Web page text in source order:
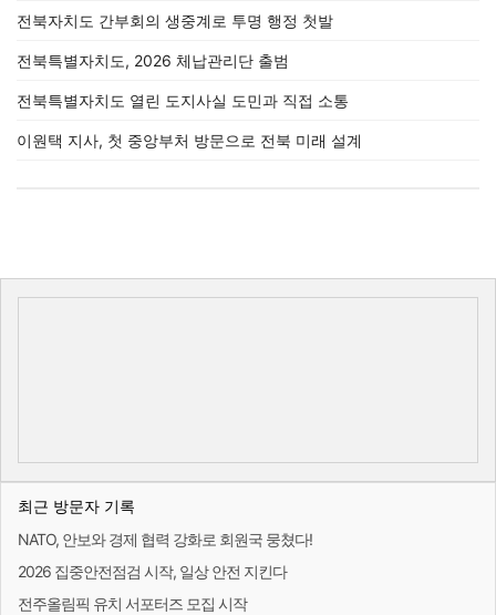
전북자치도 간부회의 생중계로 투명 행정 첫발
전북특별자치도, 2026 체납관리단 출범
전북특별자치도 열린 도지사실 도민과 직접 소통
이원택 지사, 첫 중앙부처 방문으로 전북 미래 설계
최근 방문자 기록
NATO, 안보와 경제 협력 강화로 회원국 뭉쳤다!
2026 집중안전점검 시작, 일상 안전 지킨다
전주올림픽 유치 서포터즈 모집 시작